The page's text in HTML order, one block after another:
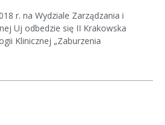
r. na Wydziale Zarządzania i
Uj odbedzie się II Krakowska
Klinicznej „Zaburzenia